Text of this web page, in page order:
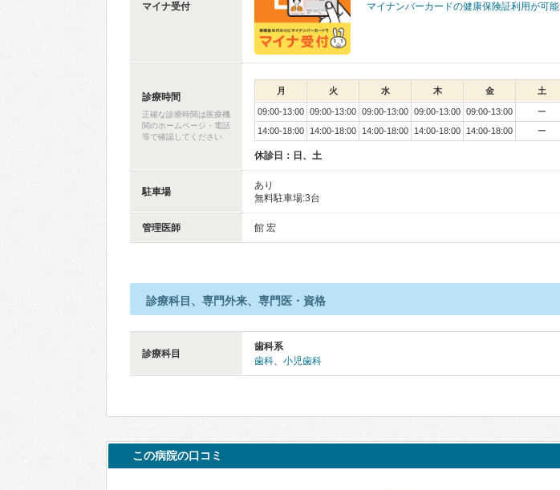
マイナ受付 マイナンバーカードの健康保険証利用が可能
診療時間
正確な診療時間は医療機
関のホームページ・電話
等で確認してください
月 火 水 木 金 土
09:00-13:00 09:00-13:00 09:00-13:00 09:00-13:00 09:00-13:00 ー
14:00-18:00
14:00-18:00 14:00-18:00 14:00-18:00 14:00-18:00 ー
休診日：日、土
駐車場
あり
無料駐車場:3台
管理医師 館 宏
診療科目、専門外来、専門医・資格
診療科目
歯科系
歯科、 小児歯科
この病院の口コミ